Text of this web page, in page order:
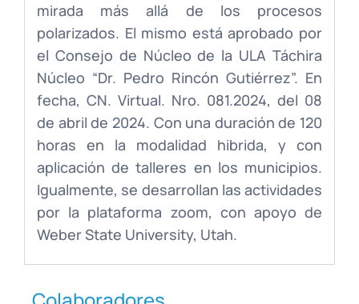
mirada más allá de los procesos
polarizados. El mismo está aprobado por
el Consejo de Núcleo de la ULA Táchira
Núcleo “Dr. Pedro Rincón Gutiérrez”. En
fecha, CN. Virtual. Nro. 081.2024, del 08
de abril de 2024. Con una duración de 120
horas en la modalidad hibrida, y con
aplicación de talleres en los municipios.
Igualmente, se desarrollan las actividades
por la plataforma zoom, con apoyo de
Weber State University, Utah.